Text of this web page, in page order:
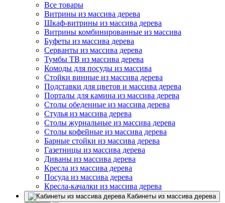
Все товары
Витрины из массива дерева
Шкаф-витрины из массива дерева
Витрины комбинированные из массива
Буфеты из массива дерева
Серванты из массива дерева
Тумбы ТВ из массива дерева
Комоды для посуды из массива
Стойки винные из массива дерева
Подставки для цветов и массива дерева
Порталы для камина из массива дерева
Столы обеденные из массива дерева
Стулья из массива дерева
Столы журнальные из массива дерева
Столы кофейные из массива дерева
Барные стойки из массива дерева
Газетницы из массива дерева
Диваны из массива дерева
Кресла из массива дерева
Посуда из массива дерева
Кресла-качалки из массива дерева
Кабинеты из массива дерева